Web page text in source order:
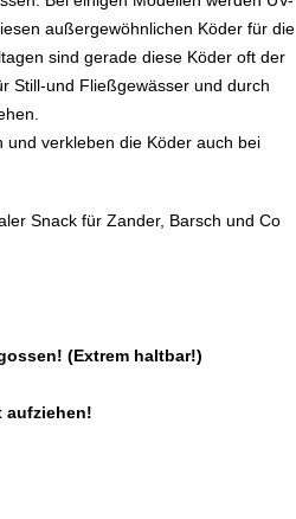
außergewöhnlichen Köder für die
sind gerade diese Köder oft der
Still-und Fließgewässer und durch
verkleben die Köder auch bei
Snack für Zander, Barsch und Co
(Extrem haltbar!)
aufziehen!